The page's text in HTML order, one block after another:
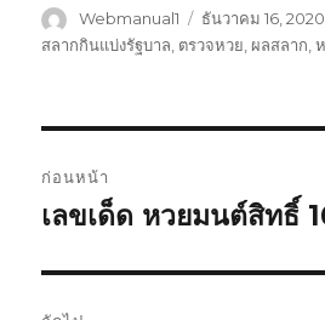
ผู้
เขียน
Webmanual1
เขียน
เมื่อ
ธันวาคม 16, 2020
สลากกินแบ่งรัฐบาล ตรวจหวย ผลสลาก ,
นำทาง
ก่อนหน้า
เรื่อง
หน้า:
เลขเด็ด หวยมนต์สิทธิ์